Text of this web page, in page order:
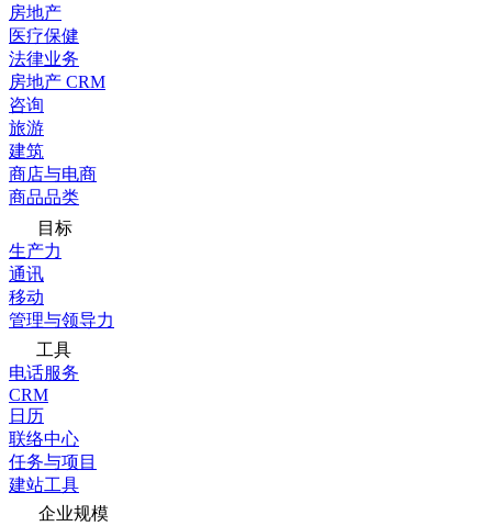
房地产
医疗保健
法律业务
房地产 CRM
咨询
旅游
建筑
商店与电商
商品品类
目标
生产力
通讯
移动
管理与领导力
工具
电话服务
CRM
日历
联络中心
任务与项目
建站工具
企业规模